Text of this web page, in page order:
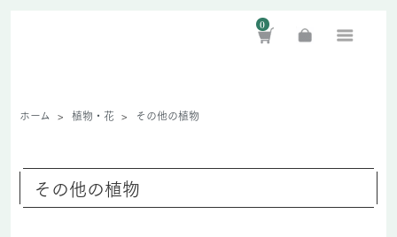
0
ホーム > 植物・花 > その他の植物
その他の植物